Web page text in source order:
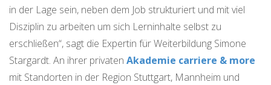
in der Lage sein, neben dem Job strukturiert und mit viel
Disziplin zu arbeiten um sich Lerninhalte selbst zu
erschließen“, sagt die Expertin für Weiterbildung Simone
Stargardt. An ihrer privaten Akademie carriere & more
mit Standorten in der Region Stuttgart, Mannheim und